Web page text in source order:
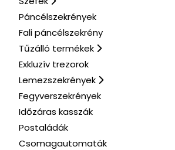
Páncélszekrények
Fali páncélszekrény
Tűzálló termékek
Exkluzív trezorok
Lemezszekrények
Fegyverszekrények
Időzáras kasszák
Postaládák
Csomagautomaták